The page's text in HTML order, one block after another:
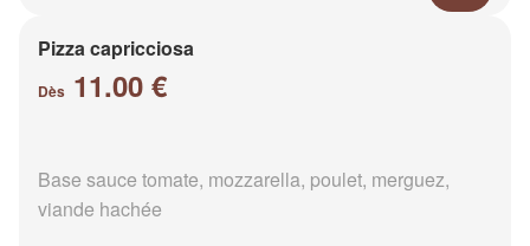
Pizza capricciosa
Dès 11.00 €
Base sauce tomate, mozzarella, poulet, merguez,
viande hachée